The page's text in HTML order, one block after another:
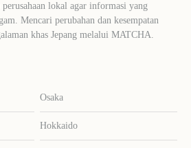
lokal agar informasi yang
Mencari perubahan dan kesempatan
khas Jepang melalui MATCHA.
Osaka
Hokkaido